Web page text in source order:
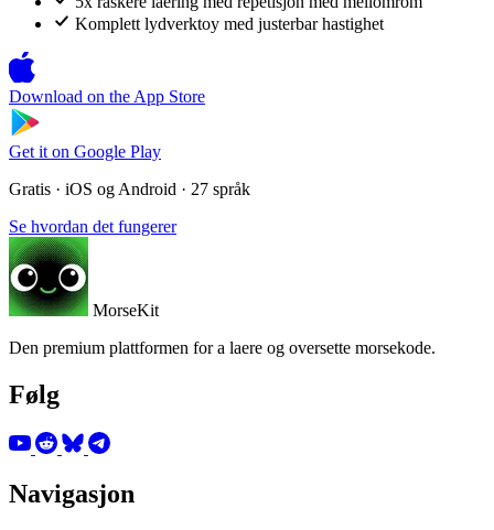
Komplett lydverktoy med justerbar hastighet
Download on the App Store
Get it on Google Play
Gratis · iOS og Android · 27 språk
Se hvordan det fungerer
MorseKit
Den premium plattformen for a laere og oversette morsekode.
Følg
Navigasjon